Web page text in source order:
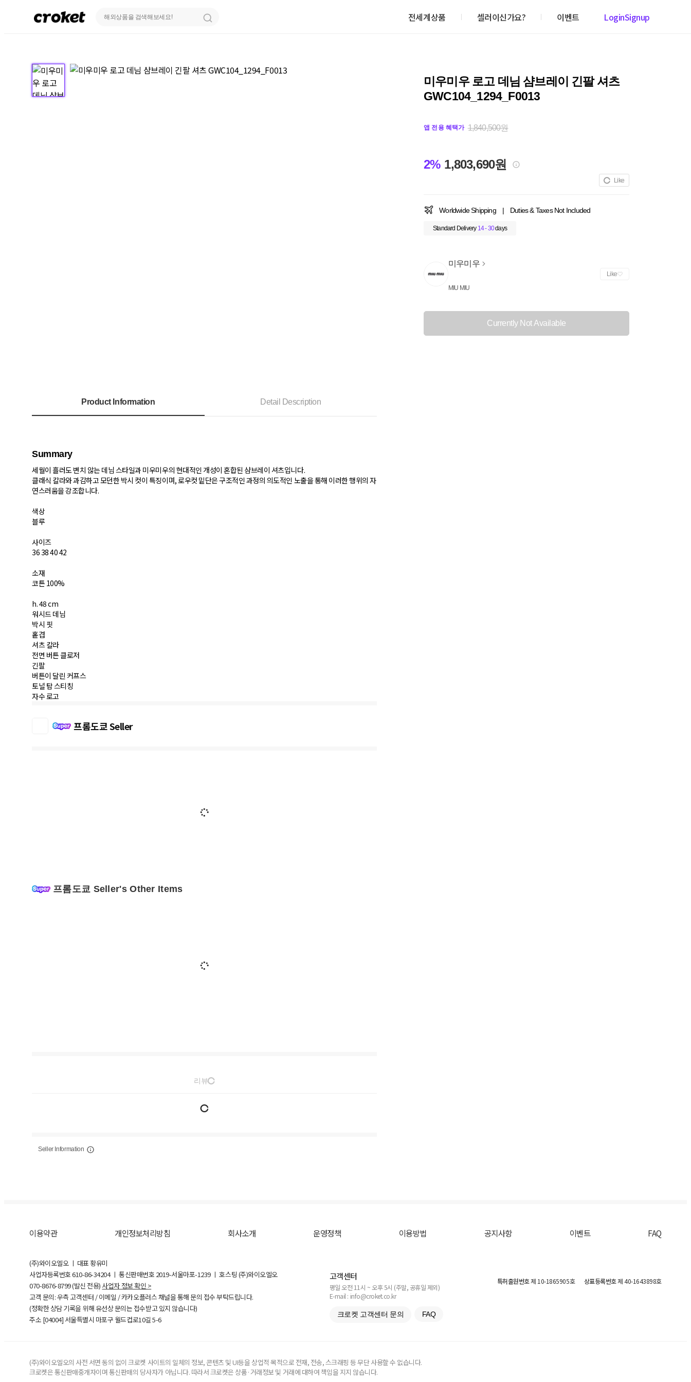
전세계상품 셀러이신가요? 이벤트 LoginSignup
미우미우 로고 데님 샴브레이 긴팔 셔츠
GWC104_1294_F0013
앱 전용 혜택가 1,840,500원
2% 1,803,690원
Like
Worldwide Shipping | Duties & Taxes Not Included
Standard Delivery 14 - 30days
미우미우
MIU MIU
Like
Currently Not Available
Product Information Detail Description
Summary
세월이 흘러도 변치 않는 데님 스타일과 미우미우의 현대적인 개성이 혼합된 샴브레이 셔츠입니다.
클래식 칼라와 과감하고 모던한 박시 컷이 특징이며, 로우컷 밑단은 구조적인 과정의 의도적인 노출을 통해 이러한 행위의 자
연스러움을 강조합니다.
색상
블루
사이즈
36 38 40 42
소재
코튼 100%
h. 48 cm
워시드 데님
박시 핏
홑겹
셔츠 칼라
전면 버튼 클로저
긴팔
버튼이 달린 커프스
토널 탑 스티칭
자수 로고
프롬도쿄 Seller
프롬도쿄 Seller's Other Items
리뷰
Seller Information
이용약관 개인정보처리방침 회사소개 운영정책 이용방법 공지사항 이벤트 FAQ
(주)와이오엘오 ㅣ 대표 황유미
사업자등록번호610-86-34204ㅣ 통신판매번호 2019-서울마포-1239 ㅣ 호스팅 (주)와이오엘오
070-8676-8799 (발신 전용) 사업자 정보 확인 >
고객 문의: 우측 고객센터 / 이메일 / 카카오플러스 채널을 통해 문의 접수 부탁드립니다.
(정확한 상담 기록을 위해 유선상 문의는 접수받고 있지 않습니다)
주소 [04004] 서울특별시 마포구 월드컵로10길5-6
고객센터
평일 오전 11시 ~ 오후 5시 (주말, 공휴일 제외)
E-mail : info@croket.co.kr
크로켓 고객센터 문의 FAQ
특허출원번호제 10-1865905호 상표등록번호제 40-1643898호
(주)와이오엘오의 사전 서면 동의 없이 크로켓 사이트의 일체의 정보, 콘텐츠 및 UI등을 상업적 목적으로 전재, 전송, 스크래핑 등 무단 사용할 수 없습니다.
크로켓은 통신판매중개자이며 통신판매의 당사자가 아닙니다. 따라서 크로켓은 상품·거래정보 및 거래에 대하여 책임을 지지 않습니다.